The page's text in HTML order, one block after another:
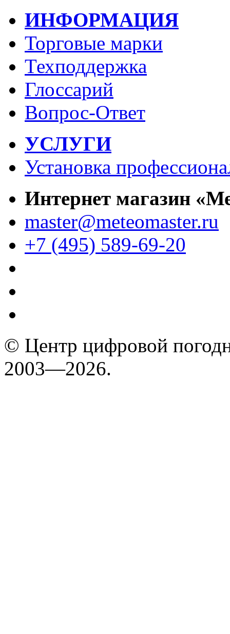
ИНФОРМАЦИЯ
Торговые марки
Техподдержка
Глоссарий
Вопрос-Ответ
УСЛУГИ
Установка
Интернет магазин
master@meteomaster.ru
+7 (495) 589-69-20
© Центр цифровой
2003—2026.